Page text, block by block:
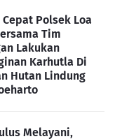
Cepat Polsek Loa
Tim
Lakukan
Karhutla Di
Hutan Lindung
Melayani,